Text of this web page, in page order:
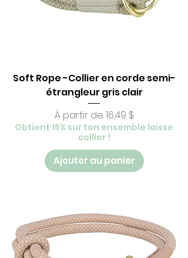
Soft Rope -Collier en corde semi-
étrangleur gris clair
À partir de 16,49 $
Prix promotionnel
Obtient 15% sur ton ensemble laisse
collier !
Ajouter au panier